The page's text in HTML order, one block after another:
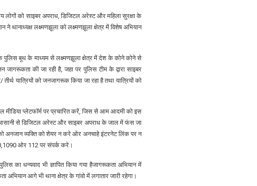
लोगों को साइबर अपराध, डिजिटल अरेस्ट और महिला सुरक्षा के
लक्ष्मणझूला को लक्ष्मणझूला क्षेत्र में विशेष अभियान
पुलिस बूथ के माध्यम से लक्ष्मणझूला क्षेत्र में देश के कोने कोने से
की जा रही है, जहा पर पुलिस टीम के द्वारा साइबर
यात्रियों को जनजागरूक किया जा रहा है तथा यात्रियों को
मीडिया प्लेटफॉर्म पर प्रचारित करें, जिस से आम आदमी को इस
से डिजिटल अरेस्ट और साइबर अपराध के जाल में फंस जा
अनजान व्यक्ति को शेयर न करे ओर अनचाहे इंटरनेट लिंक पर न
ओर 112 पर संपर्क करे।
का धन्यवाद भी ज्ञापित किया गया हैजागरूकता अभियान में
अभियान आगे भी थाना क्षेत्र के गांवो में लगातार जारी रहेगा।